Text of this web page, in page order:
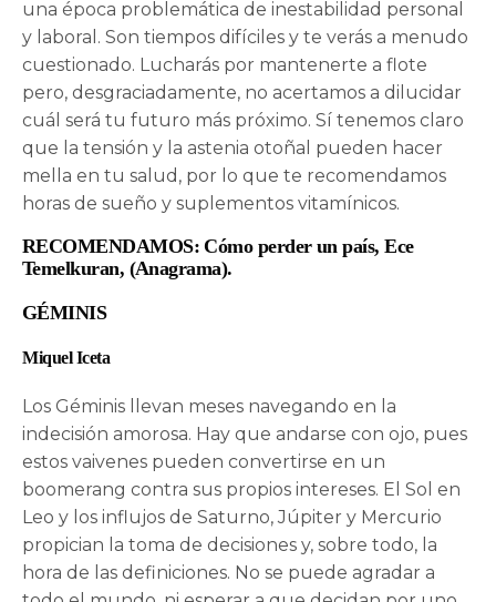
una época problemática de inestabilidad personal
y laboral. Son tiempos difíciles y te verás a menudo
cuestionado. Lucharás por mantenerte a flote
pero, desgraciadamente, no acertamos a dilucidar
cuál será tu futuro más próximo. Sí tenemos claro
que la tensión y la astenia otoñal pueden hacer
mella en tu salud, por lo que te recomendamos
horas de sueño y suplementos vitamínicos.
RECOMENDAMOS: Cómo perder un país, Ece
Temelkuran, (Anagrama).
GÉMINIS
Miquel Iceta
Los Géminis llevan meses navegando en la
indecisión amorosa. Hay que andarse con ojo, pues
estos vaivenes pueden convertirse en un
boomerang contra sus propios intereses. El Sol en
Leo y los influjos de Saturno, Júpiter y Mercurio
propician la toma de decisiones y, sobre todo, la
hora de las definiciones. No se puede agradar a